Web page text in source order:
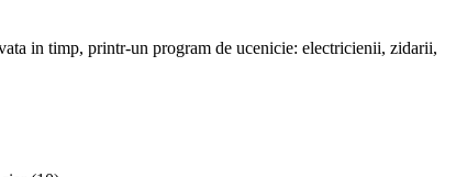
in timp, printr-un program de ucenicie: electricienii, zidarii,